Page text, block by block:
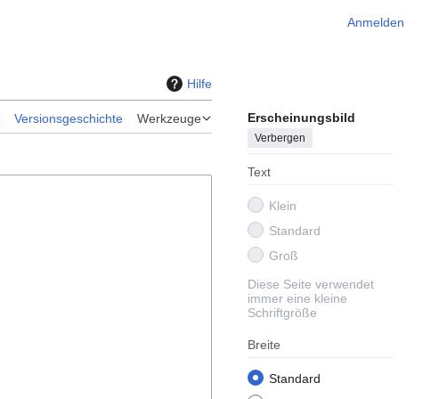
Anmelden
Hilfe
Versionsgeschichte Werkzeuge Erscheinungsbild
Verbergen
Text
Klein
Standard
Groß
Diese Seite verwendet
immer eine kleine
Schriftgröße
Breite
Standard